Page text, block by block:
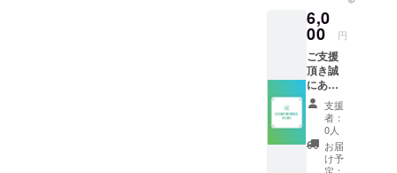
す。
6,0
00 円
ご支援
頂き誠
にあり
がとう
ござい
ます。
皆様か
らの暖
かいお
支援
者：
0人
お届
け予